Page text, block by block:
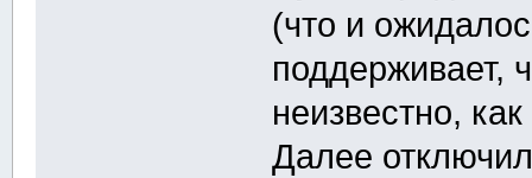
(что и
поддерживает,
неизвестно,
Далее